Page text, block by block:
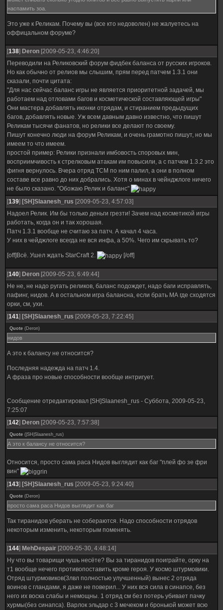
наспамить зоа.
Это уже к Реликам. Почему вы (все кто недоволен) не жалуетесь на
оффицальном форуме?
[138] Deron [2009-05-23, 4:46:20]
Переводили на Реликовский форум фидбек баланса от русских игроков.
Но как обычно от релиов мы слышим, прям перед патчем 1.3.1 они
сказали, почти цитата:
"Для нас сейчас баланс игры не является приоритетной задачей, мы
работаем над отловами багов и косметической составляющей игры"
Они мастера добавлять иконки отрядам, и стиранием предыдущих
багов, добавлять новые. Уж всем давным давно известно, что пишут
Реликам тысячи фанатов, но релики все делают по своему.
Пишут конечно люди на форум Реликам, и очень грамотно пишут, но мы
имеем то что имеем.
простой пример: Релики признали имбовость споровых мин,
восприимчивость к стрелковым атакам им повысили, а с патчем 1.3.2 это
фигня вернулось. Вчера отряд ТСМ по ним палил, а они в полном
составе все равно до них добрались. Хотя о минах в чейнджлоге ничего
не было сказано. "Обожаю Релик и баланс"
[139] [SH]Slaanesh_rus [2009-05-23, 4:57:03]
Надоел Релик. Им бы только деньги грезти! Зачем над косметикой игры
работать, когда он и так хорошая.
Патч 1.3.1 вообще не считаю за патч. А качал 4 часа.
У них в чейджлоге всегда не вся инфа, а 50%. Чего им скрывать то?
[off]Всё. Ушел ждать StarCraft 2. [/off]
[140] Deron [2009-05-23, 6:49:44]
Не не, не надо ругать реликов, баланс подождет, надо баги исправлять,
пафинг, нидов. А в остальном игра балансна, если брать МА где сходятся
орки, см, ухи.
[141] [SH]Slaanesh_rus [2009-05-23, 7:22:45]
Quote (Deron)
нидов
А это к балансу не относится?
Последняя надежда на патч 1.4.
А фраза про новые способности вообще интригует.
Сообщение отредактировал [SH]Slaanesh_rus - Суббота, 2009-05-23,
7:25:07
[142] Deron [2009-05-23, 7:57:38]
Quote ( |SH|Slaanesh_rus)
А это к балансу не относится?
Относится, просто сама раса Нидов выглядит как баг "плей фо зе фри
вин"
[143] [SH]Slaanesh_rus [2009-05-23, 9:24:40]
Quote (Deron)
просто сама раса Нидов выглядит как баг
Так тиранидов уберать не собераются. Надо способности отрядов
некоторым изменить, некоторым поменять.
[144] MehDespair [2009-05-30, 4:48:14]
Ну что вы товарищи чушь несёте? Вы за тиранидов поиграйте, орку на
т1 вообще нечего противопоставить кроме героя. У космо штурмовики.
Отряд штурмовиков(3лвл полностью улучшенный) вынес 2 отряда
воинов с гландами, я даже не поверил... У них вся сила в синапсе, без
него их воска слабы и немощны. 1 отряд см без потерь убивает пачку
хурмы(без синапса). Варлок эльдар с 3 мечеком и бронькой может всю